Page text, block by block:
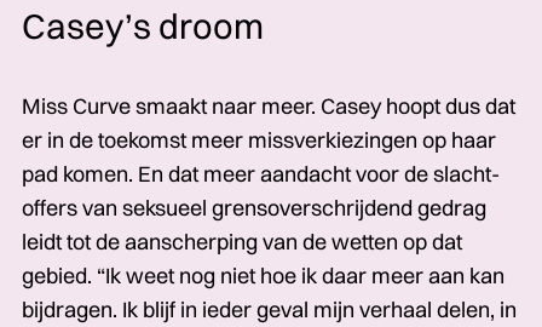
Casey’s droom
Miss Curve smaakt naar meer. Casey hoopt dus dat
er in de toekomst meer missverkiezingen op haar
pad komen. En dat meer aandacht voor de slacht­
offers­­­ van seksueel grensoverschrijdend gedrag
leidt tot de aanscherping van de wetten op dat
gebied. “Ik weet nog niet hoe ik daar meer aan kan
bijdragen. Ik blijf in ieder geval mijn verhaal delen, in